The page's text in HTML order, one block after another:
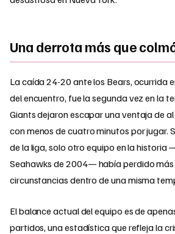
Una derrota más que
La caída 24-20 ante los Bears, ocurrida
del encuentro, fue la segunda vez en la
Giants dejaron escapar una ventaja de
con menos de cuatro minutos por jugar.
de la liga, solo otro equipo en la historia
Seahawks de 2004— había perdido más
circunstancias dentro de una misma
El balance actual del equipo es de
partidos, una estadística que refleja la